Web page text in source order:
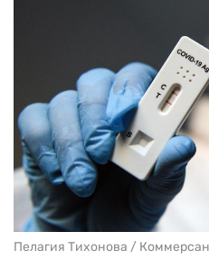
Пелагия Тихонова /